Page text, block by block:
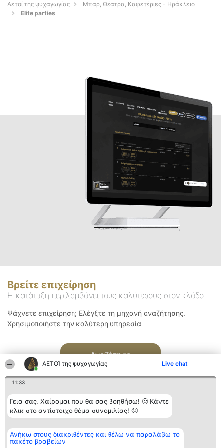
ΑΕΤΟΊ της ψυχαγωγίας Live chat
11:33
Γεια σας. Χαίρομαι που θα σας βοηθήσω! 🙂 Κάντε
κλικ στο αντίστοιχο θέμα συνομιλίας! 🙂
Ανήκω στους διακριθέντες και θέλω να παραλάβω το
πακέτο βραβείων
Αετοί της ψυχαγωγίας
Μπαρ, Θέατρα, Καφετέριες - Ηράκλειο
Elite parties
Βρείτε επιχείρηση
Η κατάταξη περιλαμβάνει τους καλύτερους στον κλάδο
Ψάχνετε επιχείρηση; Ελέγξτε τη μηχανή αναζήτησης.
Χρησιμοποιήστε την καλύτερη υπηρεσία
Αναζήτηση
Διοργανωτής της
κατάταξης
BEAUTIFUL COMPANY
Κατάταξη
Διακριθέντες
Επικοινωνία
Επικοινωνία